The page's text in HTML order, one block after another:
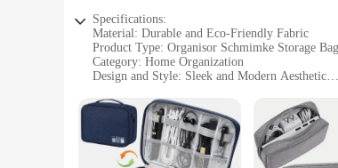
Specifications:
Material: Durable and Eco-Friendly Fabric
Product Type: Organisor Schmimke Storage Bag
Category: Home Organization
Design and Style: Sleek and Modern Aesthetic
Shape and Size: Compact and Portable
Features:
|Wholesale|Vendors|